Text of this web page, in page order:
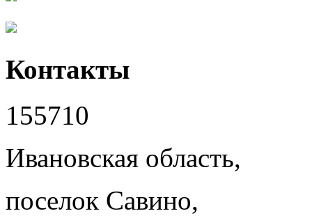
Контакты
155710
Ивановская область,
поселок Савино,